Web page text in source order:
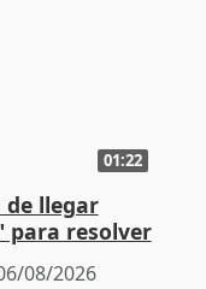
01:22
de llegar
para resolver
08/2026